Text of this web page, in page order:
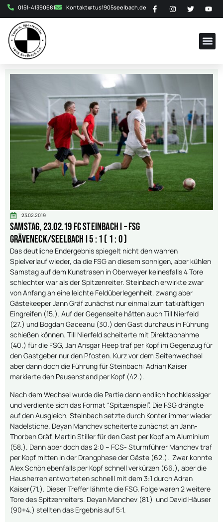
0151-41390681 Kontakt@tus1905seelbach.de
23.02.2019
Samstag, 23.02.19 FC Steinbach I – FSG
Gräveneck/Seelbach I 5 : 1 ( 1 : 0 )
Das deutliche Endergebnis spiegelt nicht den wahren
Spielverlauf wieder, da die FSG an diesem sonnigen, aber kühlen
Samstag auf dem Kunstrasen in Oberweyer keinesfalls 4 Tore
schlechter war als der Spitzenreiter. Steinbach erwirkte zwar
von Anfang an eine leichte Feldüberlegenheit, zwang aber
Gästekeeper Jann Gräf zunächst nur einmal zum tatkräftigen
Eingreifen (15.). Auf der Gegenseite hätten auch Till Nierfeld
(27.) und Bogdan Gaceanu (30.) den Gast durchaus in Führung
schießen können. Till Nierfeld scheiterte mit Direktabnahme
(40.) für die FSG, Jan Ansgar Heep traf per Kopf im Gegenzug für
den Gastgeber nur den Pfosten. Kurz vor dem Seitenwechsel
aber dann doch die Führung für Steinbach: Adrian Kaiser
markierte den Pausenstand per Kopf (42.).
Nach dem Wechsel wurde die Partie dann endlich hochklassiger
und verdiente sich das Format “Spitzenspiel”. Die FSG drängte
auf den Ausgleich, Steinbach setzte durch Konter immer wieder
Nadelstiche. Deyan Manchev scheiterte zunächst an Jann-
Thorben Gräf, Martin Stiller für den Gast per Kopf am Aluminium
(58.). Dann aber doch das 2:0 – FCS- Sturmführer Manchev traf
per Kopf mitten in der Drangphase der Gäste (62.). Zwar konnte
Alex Schön ebenfalls per Kopf schnell verkürzen (66.), aber die
Hausherren antworteten schnelll mit dem 3:1 durch Adran
Kaiser(71.). Dieser Treffer lähmte die FSG. Folge waren 2 weitere
Tore des Spitzenreiters. Deyan Manchev (81.) und David Häuser
(90+4.) stellten das Ergebnis auf 5:1.